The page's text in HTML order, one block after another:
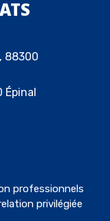
88300
Épinal
professionnels
privilégiée